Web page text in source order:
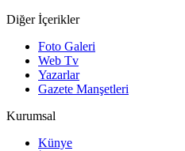
Diğer İçerikler
Foto Galeri
Web Tv
Yazarlar
Gazete Manşetleri
Kurumsal
Künye